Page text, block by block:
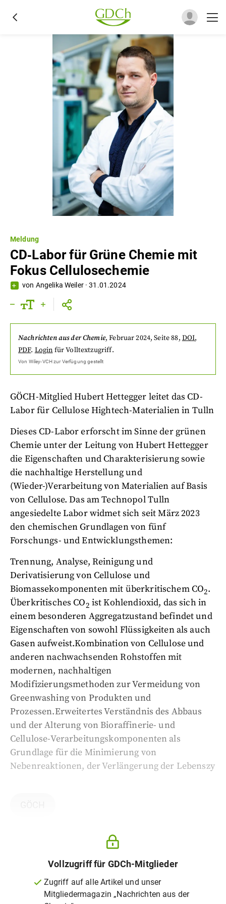
Meldung
CD‐Labor für Grüne Chemie mit
Fokus Cellulosechemie
von Angelika Weiler·31.01.2024
Nachrichten aus der Chemie,Februar 2024, Seite 88, DOI,
PDF. Login für Volltextzugriff.
Von Wiley-VCHzur Verfügung gestellt
GÖCH-Mitglied Hubert Hettegger leitet das CD-
Labor für Cellulose Hightech-Materialien in Tulln
Dieses CD-Labor erforscht im Sinne der grünen
Chemie unter der Leitung von Hubert Hettegger
die Eigenschaften und Charakterisierung sowie
die nachhaltige Herstellung und
(Wieder-)Verarbeitung von Materialien auf Basis
von Cellulose. Das am Technopol Tulln
angesiedelte Labor widmet sich seit März 2023
den chemischen Grundlagen von fünf
Forschungs- und Entwicklungsthemen:
Trennung, Analyse, Reinigung und
Derivatisierung von Cellulose und
Biomassekomponenten mit überkritischem CO2.
Überkritisches CO2 ist Kohlendioxid, das sich in
einem besonderen Aggregatzustand befindet und
Eigenschaften von sowohl Flüssigkeiten als auch
Gasen aufweist.Kombination von Cellulose und
anderen nachwachsenden Rohstoffen mit
modernen, nachhaltigen
Modifizierungsmethoden zur Vermeidung von
Greenwashing von Produkten und
Prozessen.Erweitertes Verständnis des Abbaus
und der Alterung von Bioraffinerie- und
Cellulose-Verarbeitungskomponenten als
Grundlage für die Minimierung von
Nebenreaktionen, der Verlängerung der Lebenszy
Vollzugriff für GDCh-Mitglieder
Zugriff auf alle Artikel und unser
Mitgliedermagazin „Nachrichten aus der